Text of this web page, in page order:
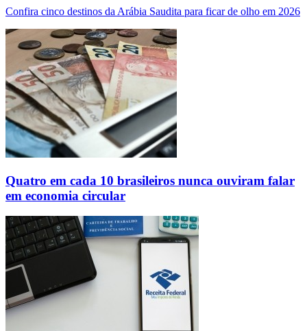
Confira cinco destinos da Arábia Saudita para ficar de olho em 2026
Quatro em cada 10 brasileiros nunca ouviram falar
em economia circular